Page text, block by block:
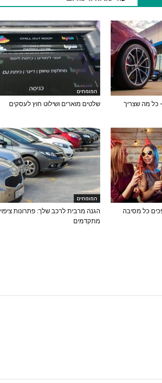
כל מה שצריך
המומחים
שלטים מוארים ושילוט חוץ לעסקים
כל מסיבה
המומחים
הגנה מרבית לרכב שלך: פתרונות ציפוי
מתקדמים